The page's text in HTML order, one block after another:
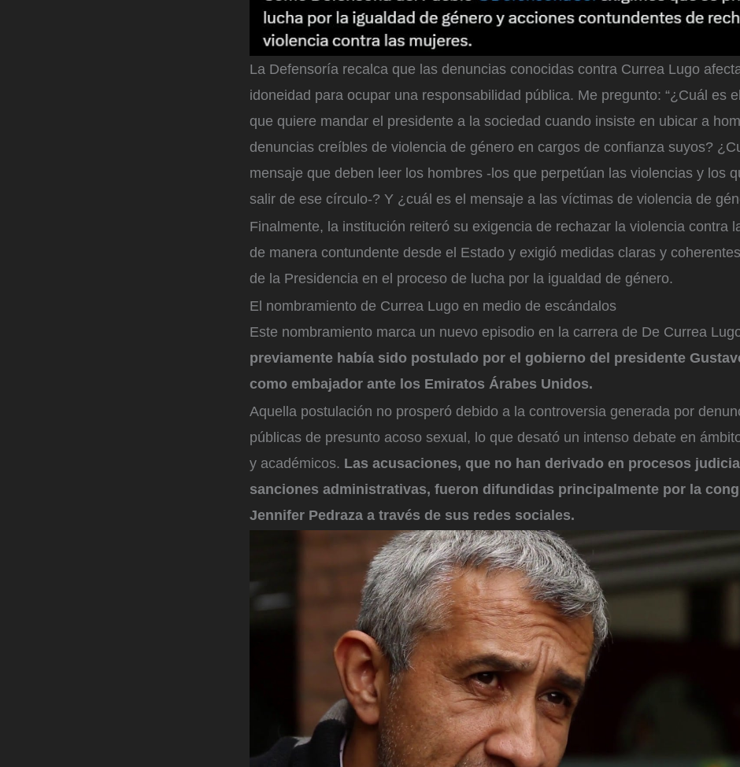
La Defensoría recalca que las denuncias conocidas contra Currea Lugo
idoneidad para ocupar una responsabilidad pública. Me pregunto: “¿Cuál es
que quiere mandar el presidente a la sociedad cuando insiste en ubicar a
denuncias creíbles de violencia de género en cargos de confianza suyos?
mensaje que deben leer los hombres -los que perpetúan las violencias y los
salir de ese círculo-? Y ¿cuál es el mensaje a las víctimas de violencia de
Finalmente, la institución reiteró su exigencia de rechazar la violencia contra
de manera contundente desde el Estado y exigió medidas claras y
de la Presidencia en el proceso de lucha por la igualdad de género.
El nombramiento de Currea Lugo en medio de escándalos
Este nombramiento marca un nuevo episodio en la carrera de De Currea
previamente había sido postulado por el gobierno del presidente
como embajador ante los Emiratos Árabes Unidos.
Aquella postulación no prosperó debido a la controversia generada por
públicas de presunto acoso sexual, lo que desató un intenso debate en
y académicos. Las acusaciones, que no han derivado en procesos
sanciones administrativas, fueron difundidas principalmente por la
Jennifer Pedraza a través de sus redes sociales.